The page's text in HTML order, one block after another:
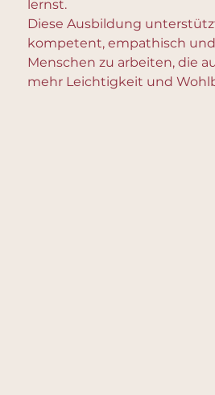
lernst.
Diese Ausbildung
kompetent, empathisch
Menschen zu arbeiten, die
mehr Leichtigkeit und